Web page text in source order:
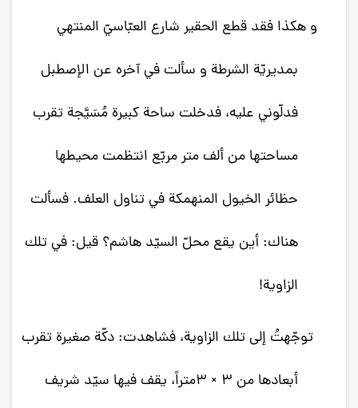
و هكذا فقد قطع الحقير شارع العبّاسيّ المنتهي
بمديريّة الشرطة و سألت في آخره عن الإصطبل
فدلّوني عليه، فدخلت ساحة كبيرة مُسَيَّجة تقرب
مساحتها من ألف متر مربّع انتظمت محيطها
حظائر الخيول المنهمكة في تناول العلف. فسألت
هناك: أين يقع محلّ السيّد هاشم؟ قيل: في تلك
الزاوية!
توجّهتُ إلى تلك الزاوية، فشاهدت: دكّة صغيرة تقرب
أبعادها من ٣ × ٣متراً، يقف فيها سيّد شريف